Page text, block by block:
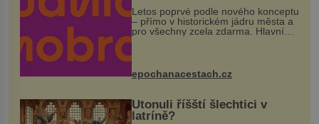
Letos poprvé podle nového konceptu
– přímo v historickém jádru města a
pro všechny zcela zdarma. Hlavní
program se odehraje na Karlově a
mohou těšit na víno, burčák, pes...
epochanacestach.cz
Utonuli říšští šlechtici v
latríně?